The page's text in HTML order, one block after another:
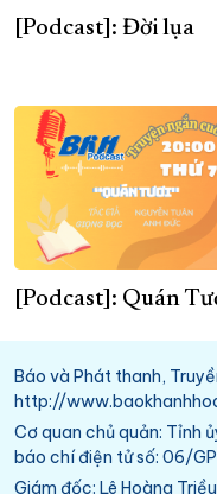
[Podcast]: Đời lụa
[Podcast]: Quán
Báo và Phát thanh,
http://
Cơ quan chủ quản: Tỉnh
báo chí điện tử số: 06/
Giám đốc: Lê Hoàng Triều